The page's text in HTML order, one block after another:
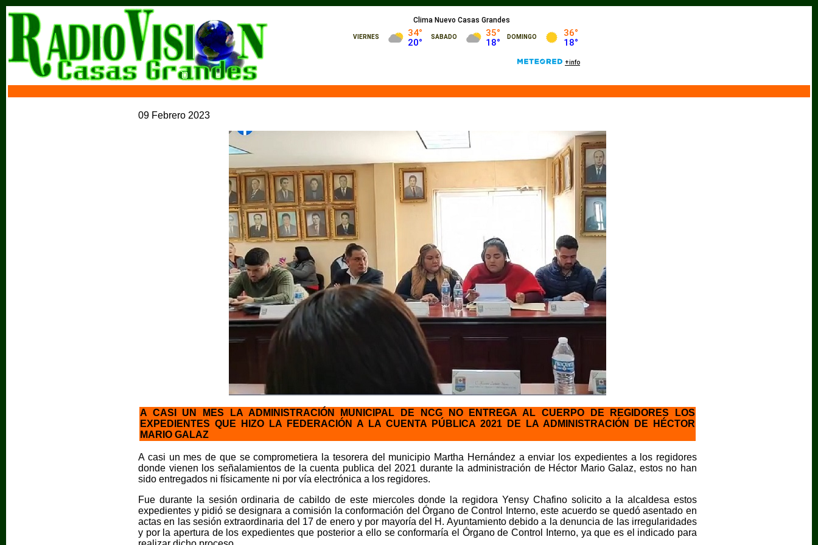
09 Febrero 2023
A CASI UN MES LA ADMINISTRACIÓN MUNICIPAL DE NCG NO ENTREGA AL CUERPO DE REGIDORES LOS
EXPEDIENTES QUE HIZO LA FEDERACIÓN A LA CUENTA PÚBLICA 2021 DE LA ADMINISTRACIÓN DE HÉCTOR
MARIO GALAZ
A casi un mes de que se comprometiera la tesorera del municipio Martha Hernández a enviar los expedientes a los regidores
donde vienen los señalamientos de la cuenta publica del 2021 durante la administración de Héctor Mario Galaz, estos no han
sido entregados ni físicamente ni por vía electrónica a los regidores.
Fue durante la sesión ordinaria de cabildo de este miercoles donde la regidora Yensy Chafino solicito a la alcaldesa estos
expedientes y pidió se designara a comisión la conformación del Órgano de Control Interno, este acuerdo se quedó asentado en
actas en las sesión extraordinaria del 17 de enero y por mayoría del H. Ayuntamiento debido a la denuncia de las irregularidades
y por la apertura de los expedientes que posterior a ello se conformaría el Órgano de Control Interno, ya que es el indicado para